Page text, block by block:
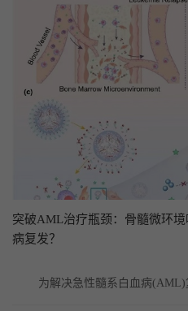
突破AML治疗瓶颈：骨髓微环
病复发？
为解决急性髓系白血病(AML)